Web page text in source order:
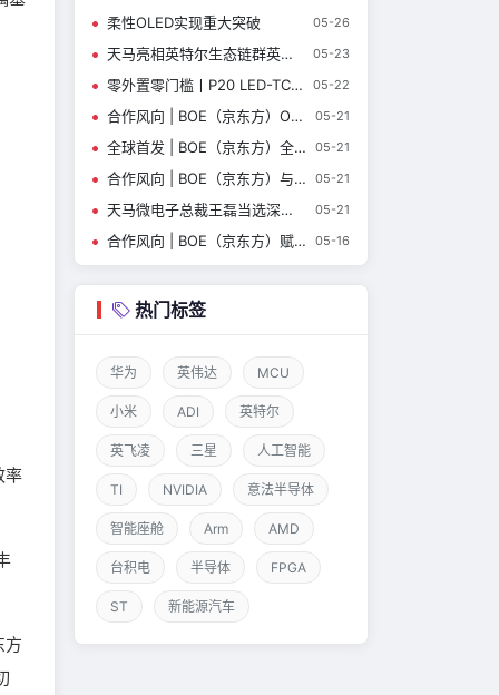
率
方
柔性OLED实现重大突破 05-26
天马亮相英特尔生态链群英会，以IT创新显示点亮AI PC新体验 05-23
零外置零门槛丨P20 LED-TCON控制卡重磅登场，重构LED显示体验！ 05-22
合作风向 | BOE（京东方）OLED技术赋能联想YOGA Air 14 Ultra 定义超轻薄AI PC新标杆 05-21
全球首发 | BOE（京东方）全球首发原生千帧FHD护眼电竞显示器 真千帧硬实力引领电竞高刷新时代 05-21
合作风向 | BOE（京东方）与康宁签署合作备忘录 以“融合共生”探索产业新未来 05-21
天马微电子总裁王磊当选深圳市平板显示行业协会（SDIA）第七届理事会会长 05-21
合作风向 | BOE（京东方）赋能电竞新旗舰ROG枪神10 Plus超竞版 首创BLMB动态无拖影技术开启电竞新纪元 05-16
热门标签
华为 英伟达 MCU
小米 ADI 英特尔
英飞凌 三星 人工智能
TI NVIDIA 意法半导体
智能座舱 Arm AMD
台积电 半导体 FPGA
ST 新能源汽车